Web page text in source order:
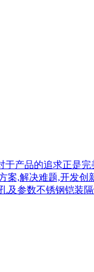
产品的追求正是
案,解决难题,开发创
及参数不锈钢铠装